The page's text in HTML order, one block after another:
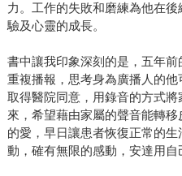
力。工作的失敗和磨練為他在
驗及心靈的成長。
書中讓我印象深刻的是，五年
重複播報，思考身為廣播人的
取得醫院同意，用錄音的方式
來，希望藉由家屬的聲音能轉
的愛，早日讓患者恢復正常的
動，確有無限的感動，安達用自